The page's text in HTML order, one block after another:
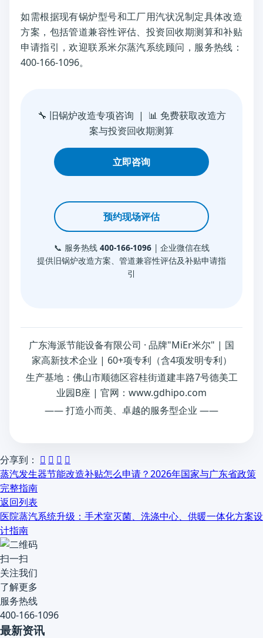
如需根据现有锅炉型号和工厂用汽状况制定具体改造
方案，包括管道兼容性评估、投资回收期测算和补贴
申请指引，欢迎联系米尔蒸汽系统顾问，服务热线：
400-166-1096。
🔧 旧锅炉改造专项咨询 | 📊 免费获取改造方
案与投资回收期测算
立即咨询
预约现场评估
📞 服务热线 400-166-1096| 企业微信在线
提供旧锅炉改造方案、管道兼容性评估及补贴申请指
引
广东海派节能设备有限公司 · 品牌"MiEr米尔" | 国
家高新技术企业 | 60+项专利（含4项发明专利）
生产基地：佛山市顺德区容桂街道建丰路7号德美工
业园B座 | 官网：www.gdhipo.com
—— 打造小而美、卓越的服务型企业 ——
分享到：    
蒸汽发生器节能改造补贴怎么申请？2026年国家与广东省政策
完整指南
返回列表
医院蒸汽系统升级：手术室灭菌、洗涤中心、供暖一体化方案设
计指南
扫一扫
关注我们
了解更多
服务热线
400-166-1096
最新资讯